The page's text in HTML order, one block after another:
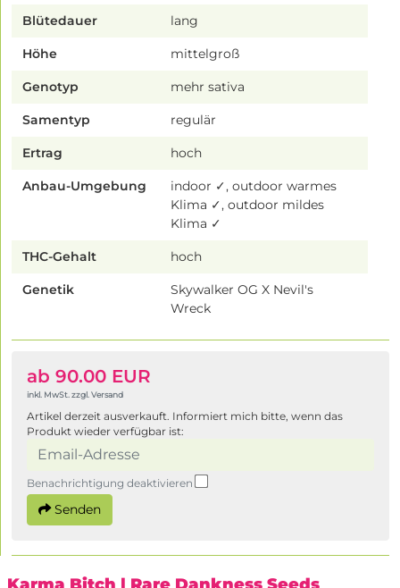
Blütedauer lang
Höhe mittelgroß
Genotyp mehr sativa
Samentyp regulär
Ertrag hoch
Anbau-Umgebung
indoor ✓, outdoor warmes
Klima ✓, outdoor mildes
Klima ✓
THC-Gehalt hoch
Genetik
Skywalker OG X Nevil's
Wreck
ab 90.00 EUR
inkl. MwSt. zzgl. Versand
Artikel derzeit ausverkauft. Informiert mich bitte, wenn das
Produkt wieder verfügbar ist:
Benachrichtigung deaktivieren
Senden
Karma Bitch | Rare Dankness Seeds